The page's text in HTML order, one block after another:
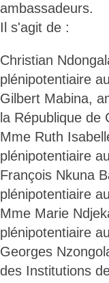
ambassadeurs.
Il s'agit de :
Christian
plénipotentiaire
Gilbert Mabina,
la République de
Mme Ruth
plénipotentiaire
François Nkuna
plénipotentiaire
Mme Marie
plénipotentiaire
Georges
des Institutions